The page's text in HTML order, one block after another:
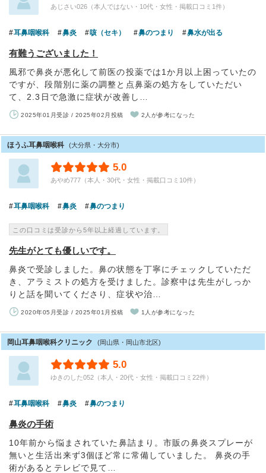
あじさい026（本人ではない・10代・女性・掲載口コミ1件）
耳鼻咽喉科 鼻炎 咳（セキ） 鼻のつまり 鼻水が出る
有難うございました！
風邪で鼻炎が悪化して前医の投薬では1か月以上困っていたの
ですが、段階別に薬の調整と点鼻薬の処方をしていただい
て、2.3日で急激に症状が改善し…
2025年01月受診 / 2025年02月投稿 2人が参考になった
ほうふ耳鼻咽喉科 (大分県・大分市)
5.0
あやめ777（本人・30代・女性・掲載口コミ10件）
耳鼻咽喉科 鼻炎 鼻のつまり
この口コミは受診から5年以上経過しています。
先生がとても優しいです。
鼻炎で受診しました。鼻の状態を丁寧にチェックしていただ
き、アラミストの処方を受けました。診察中は先生がしっか
りと話を聞いてくださり、症状や治…
2020年05月受診 / 2025年01月投稿 1人が参考になった
岡山耳鼻咽喉科クリニック (岡山県・岡山市北区)
5.0
ゆきのした052（本人・20代・女性・掲載口コミ22件）
耳鼻咽喉科 鼻炎 鼻のつまり
鼻炎の手術
10年前から悩まされていた鼻詰まり。市販の鼻炎スプレーが
無いと生活出来ず3個ほど常に常備していました。 鼻炎の手
術があるとテレビで見て…